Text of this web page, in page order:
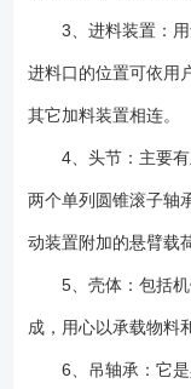
3、进料装置：用
进料口的位置可依用
其它加料装置相连。
4、头节：主要有
两个单列圆锥滚子轴
动装置附加的悬臂载
5、壳体：包括机
成，用心以承载物料
6、吊轴承：它是